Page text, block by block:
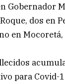
Gobernador
dos
en
para Covid-